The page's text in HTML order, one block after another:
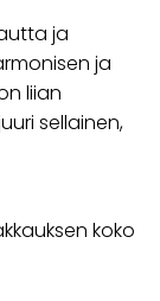
ja
ja
liian
sellainen,
koko